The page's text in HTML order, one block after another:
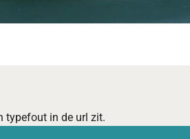
typefout in de url zit.